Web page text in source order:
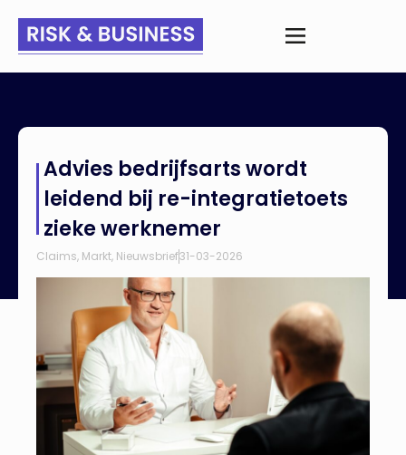
integratietoets zieke werknemer
Advies bedrijfsarts wordt
leidend bij re-integratietoets
zieke werknemer
Claims, Markt, Nieuwsbrief31-03-2026